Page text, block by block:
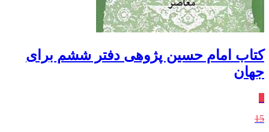
کتاب امام‌ حسین پژوهی دفتر ششم برای
جهان
15